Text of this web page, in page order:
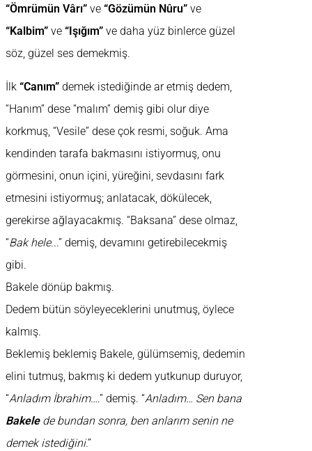
“Ömrümün Vârı” ve “Gözümün Nûru” ve
“Kalbim” ve “Işığım” ve daha yüz binlerce güzel
söz, güzel ses demekmiş.
İlk “Canım” demek istediğinde ar etmiş dedem,
“Hanım” dese “malım” demiş gibi olur diye
korkmuş, “Vesile” dese çok resmi, soğuk. Ama
kendinden tarafa bakmasını istiyormuş, onu
görmesini, onun içini, yüreğini, sevdasını fark
etmesini istiyormuş; anlatacak, dökülecek,
gerekirse ağlayacakmış. “Baksana” dese olmaz,
“Bak hele...” demiş, devamını getirebilecekmiş
gibi.
Bakele dönüp bakmış.
Dedem bütün söyleyeceklerini unutmuş, öylece
kalmış.
Beklemiş beklemiş Bakele, gülümsemiş, dedemin
elini tutmuş, bakmış ki dedem yutkunup duruyor,
“Anladım İbrahim….” demiş. “Anladım… Sen bana
Bakelede bundan sonra, ben anlarım senin ne
demek istediğini.”